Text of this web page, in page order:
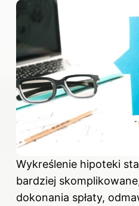
Wykreślenie hipoteki
bardziej
dokonania spłaty,